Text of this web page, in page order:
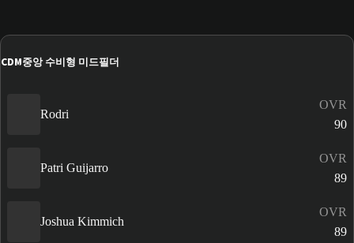
CDM중앙 수비형 미드필더
Rodri
OVR
90
Patri Guijarro
OVR
89
Joshua Kimmich
OVR
89